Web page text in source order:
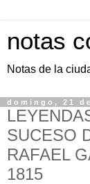
notas
Notas de la
domingo, 21
SUCESO
RAFAEL
1815